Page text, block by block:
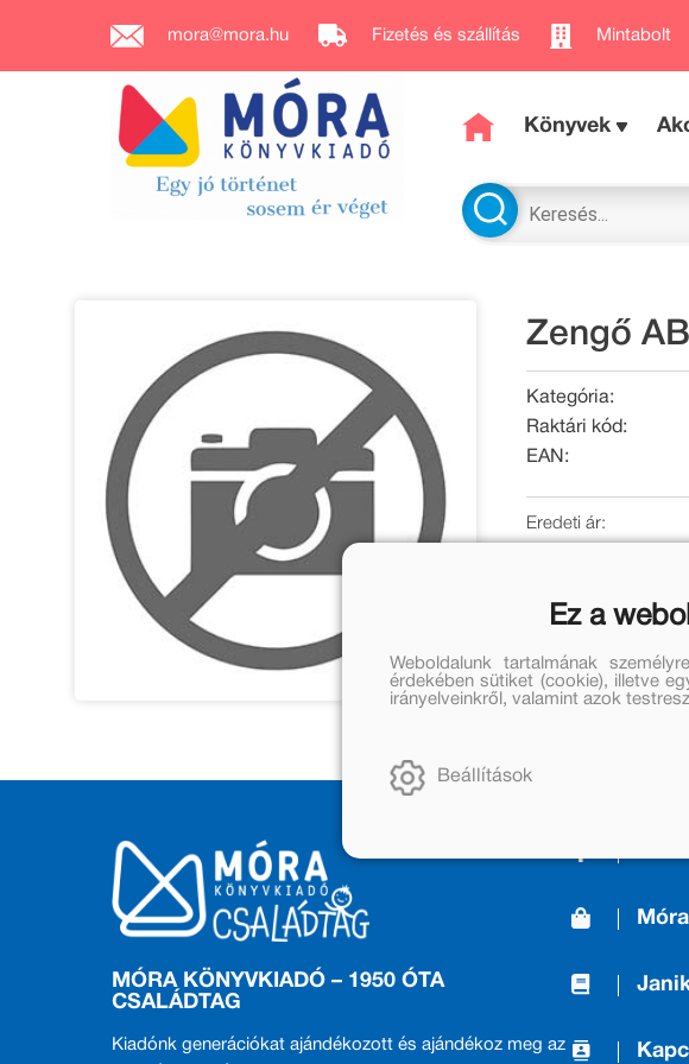
mora@mora.hu Fizetés és szállítás Mintabolt
Könyvek
Zengő
Kategória:
Raktári kód:
EAN:
Eredeti ár:
Jelenleg nem
MÓRA KÖNYVKIADÓ – 1950 ÓTA
CSALÁDTAG
Kiadónk generációkat ajándékozott és ajándékoz meg az
Ez a
Weboldalunk tartalmának
érdekében sütiket (cookie), illetve
irányelveinkről, valamint azok
Beállítások